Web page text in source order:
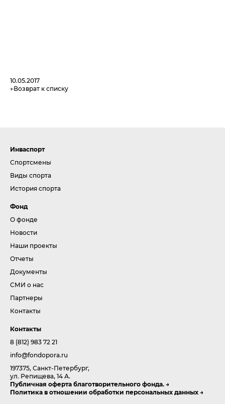
10.05.2017
Возврат к списку
Инваспорт
Спортсмены
Виды спорта
История спорта
Фонд
О фонде
Новости
Наши проекты
Отчеты
Документы
СМИ о нас
Партнеры
Контакты
Контакты
8 (812) 983 72 21
info@fondopora.ru
197375, Санкт-Петербург,
ул. Репищева, 14 А.
Публичная оферта благотворительного фонда.
Политика в отношении обработки персональных данных